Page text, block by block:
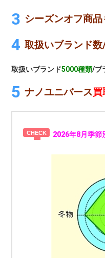
シーズンオフ商
取扱いブランド
取扱いブランド5000種類/ブ
ナノユニバース
2026年8月季節